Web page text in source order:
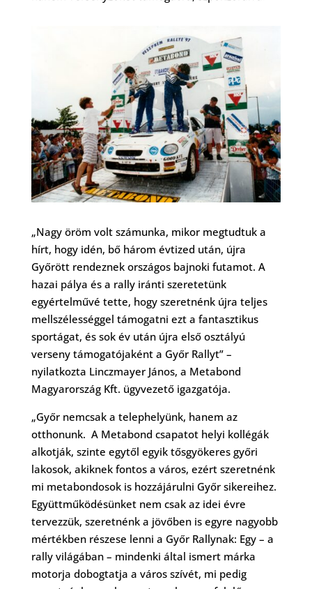
„Nagy öröm volt számunka, mikor megtudtuk a
hírt, hogy idén, bő három évtized után, újra
Győrött rendeznek országos bajnoki futamot. A
hazai pálya és a rally iránti szeretetünk
egyértelművé tette, hogy szeretnénk újra teljes
mellszélességgel támogatni ezt a fantasztikus
sportágat, és sok év után újra első osztályú
verseny támogatójaként a Győr Rallyt” –
nyilatkozta Linczmayer János, a Metabond
Magyarország Kft. ügyvezető igazgatója.
„Győr nemcsak a telephelyünk, hanem az
otthonunk. A Metabond csapatot helyi kollégák
alkotják, szinte egytől egyik tősgyökeres győri
lakosok, akiknek fontos a város, ezért szeretnénk
mi metabondosok is hozzájárulni Győr sikereihez.
Együttműködésünket nem csak az idei évre
tervezzük, szeretnénk a jövőben is egyre nagyobb
mértékben részese lenni a Győr Rallynak: Egy – a
rally világában – mindenki által ismert márka
motorja dobogtatja a város szívét, mi pedig